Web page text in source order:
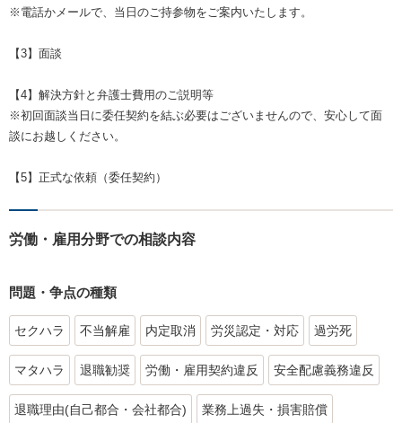
※電話かメールで、当日のご持参物をご案内いたします。
【3】面談
【4】解決方針と弁護士費用のご説明等
※初回面談当日に委任契約を結ぶ必要はございませんので、安心して面
談にお越しください。
【5】正式な依頼（委任契約）
労働・雇用分野での相談内容
問題・争点の種類
セクハラ 不当解雇 内定取消 労災認定・対応 過労死
マタハラ 退職勧奨 労働・雇用契約違反 安全配慮義務違反
退職理由(自己都合・会社都合) 業務上過失・損害賠償